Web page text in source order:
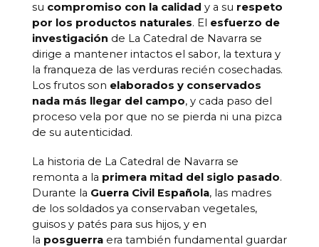
su compromiso con la calidad y a su respeto
por los productos naturales. El esfuerzo de
investigación de La Catedral de Navarra se
dirige a mantener intactos el sabor, la textura y
la franqueza de las verduras recién cosechadas.
Los frutos son elaborados y conservados
nada más llegar del campo, y cada paso del
proceso vela por que no se pierda ni una pizca
de su autenticidad.
La historia de La Catedral de Navarra se
remonta a la primera mitad del siglo pasado.
Durante la Guerra Civil Española, las madres
de los soldados ya conservaban vegetales,
guisos y patés para sus hijos, y en
la posguerra era también fundamental guardar